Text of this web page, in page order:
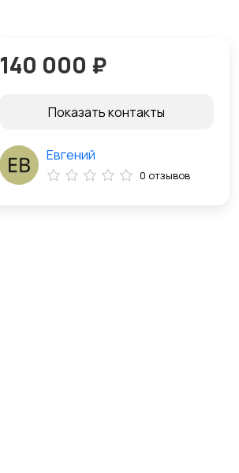
140 000 ₽
Показать контакты
Евгений
0 отзывов